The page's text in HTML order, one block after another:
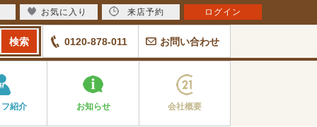
0120-878-011 お問い合わせ
紹介 お知らせ 会社概要
お気に入り 来店予約 ログイン